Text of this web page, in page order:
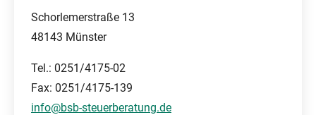
Schorlemerstraße 13
48143 Münster
Tel.: 0251/4175-02
Fax: 0251/4175-139
info@bsb-steuerberatung.de